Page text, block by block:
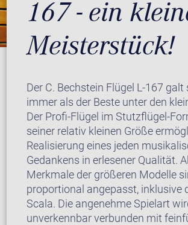
167 - ein
Meisterstück!
Der C. Bechstein Flügel L-167 galt
immer als der Beste unter den
Der Profi-Flügel im Stutzflügel-
seiner relativ kleinen Größe
Realisierung eines jeden
Gedankens in erlesener Qualität.
Merkmale der größeren Modelle
proportional angepasst, inklusive
Scala. Die angenehme Spielart
unverkennbar verbunden mit